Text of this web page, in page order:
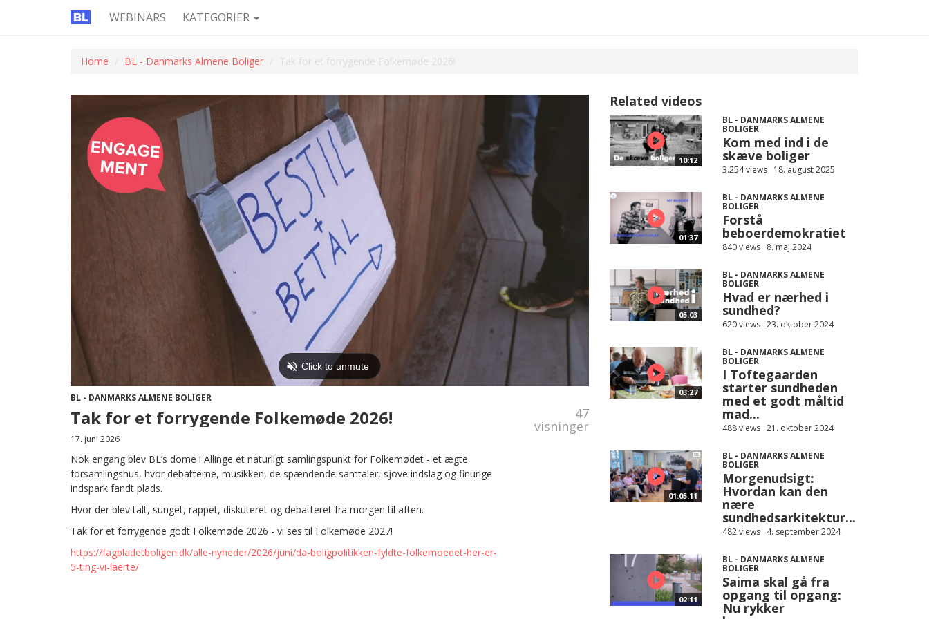
WEBINARS KATEGORIER
Home BL - Danmarks Almene Boliger Tak for et forrygende Folkemøde 2026!
BL - DANMARKS ALMENE BOLIGER
Tak for et forrygende Folkemøde 2026! 47
visninger
17. juni 2026
Nok engang blev BL’s dome i Allinge et naturligt samlingspunkt for Folkemødet - et ægte
forsamlingshus, hvor debatterne, musikken, de spændende samtaler, sjove indslag og finurlge
indspark fandt plads.
Hvor der blev talt, sunget, rappet, diskuteret og debatteret fra morgen til aften.
Tak for et forrygende godt Folkemøde 2026 - vi ses til Folkemøde 2027!
https://fagbladetboligen.dk/alle-nyheder/2026/juni/da-boligpolitikken-fyldte-folkemoedet-her-er-
5-ting-vi-laerte/
Related videos
10:12
BL - DANMARKS ALMENE
BOLIGER
Kom med ind i de
skæve boliger
3.254 views 18. august 2025
01:37
BL - DANMARKS ALMENE
BOLIGER
Forstå
beboerdemokratiet
840 views 8. maj 2024
05:03
BL - DANMARKS ALMENE
BOLIGER
Hvad er nærhed i
sundhed?
620 views 23. oktober 2024
03:27
BL - DANMARKS ALMENE
BOLIGER
I Toftegaarden
starter sundheden
med et godt måltid
mad...
488 views 21. oktober 2024
01:05:11
BL - DANMARKS ALMENE
BOLIGER
Morgenudsigt:
Hvordan kan den
nære
sundhedsarkitektur...
482 views 4. september 2024
02:11
BL - DANMARKS ALMENE
BOLIGER
Saima skal gå fra
opgang til opgang:
Nu rykker